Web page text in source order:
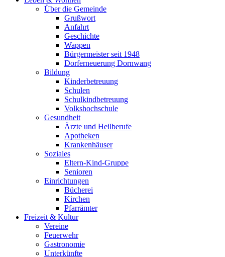
Über die Gemeinde
Grußwort
Anfahrt
Geschichte
Wappen
Bürgermeister seit 1948
Dorferneuerung Dornwang
Bildung
Kinderbetreuung
Schulen
Schulkindbetreuung
Volkshochschule
Gesundheit
Ärzte und Heilberufe
Apotheken
Krankenhäuser
Soziales
Eltern-Kind-Gruppe
Senioren
Einrichtungen
Bücherei
Kirchen
Pfarrämter
Freizeit & Kultur
Vereine
Feuerwehr
Gastronomie
Unterkünfte